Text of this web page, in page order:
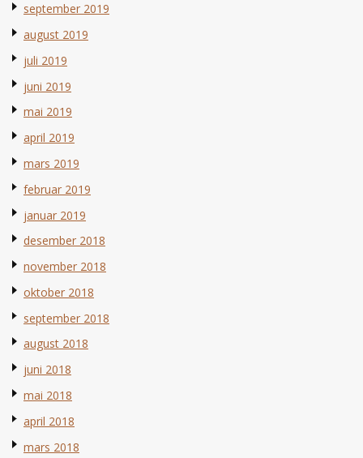
september 2019
august 2019
juli 2019
juni 2019
mai 2019
april 2019
mars 2019
februar 2019
januar 2019
desember 2018
november 2018
oktober 2018
september 2018
august 2018
juni 2018
mai 2018
april 2018
mars 2018